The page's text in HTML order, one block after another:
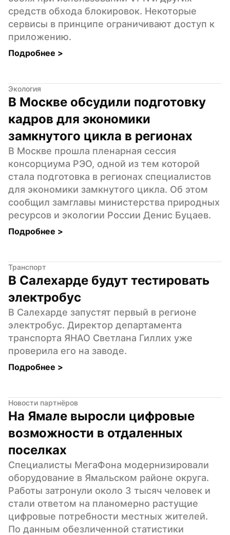
средств обхода блокировок. Некоторые
сервисы в принципе ограничивают доступ к
приложению.
Подробнее >
Экология
В Москве обсудили подготовку
кадров для экономики
замкнутого цикла в регионах
В Москве прошла пленарная сессия
консорциума РЭО, одной из тем которой
стала подготовка в регионах специалистов
для экономики замкнутого цикла. Об этом
сообщил замглавы министерства природных
ресурсов и экологии России Денис Буцаев.
Подробнее >
Транспорт
В Салехарде будут тестировать
электробус
В Салехарде запустят первый в регионе
электробус. Директор департамента
транспорта ЯНАО Светлана Гиллих уже
проверила его на заводе.
Подробнее >
Новости партнёров
На Ямале выросли цифровые
возможности в отдаленных
поселках
Специалисты МегаФона модернизировали
оборудование в Ямальском районе округа.
Работы затронули около 3 тысяч человек и
стали ответом на планомерно растущие
цифровые потребности местных жителей.
По данным обезличенной статистики